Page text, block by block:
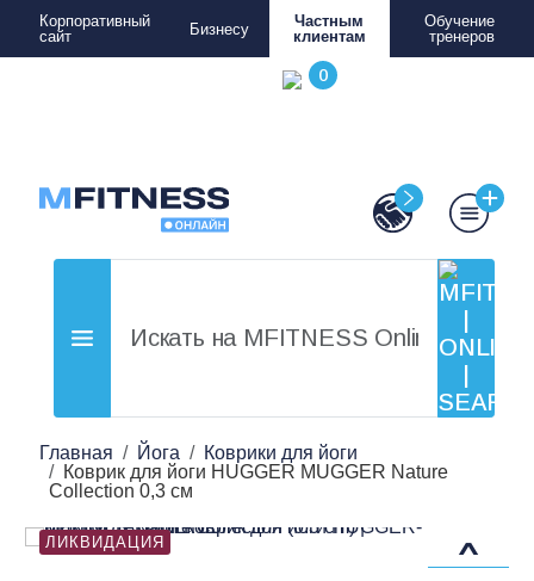
Корпоративный
сайт
Бизнесу
Частным
клиентам
Обучение
тренеров
Главная Йога
Коврики для йоги
Коврик для йоги HUGGER MUGGER Nature
Collection 0,3 см
ЛИКВИДАЦИЯ